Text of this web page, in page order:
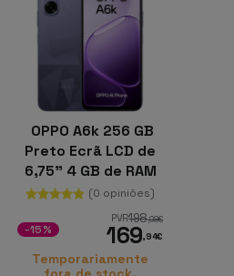
OPPO A6k 256 GB
Preto Ecrã LCD de
6,75" 4 GB de RAM
Bateria de 6100
(0 opiniões)
PVR198,98€
169,94€
-15%
Temporariamente